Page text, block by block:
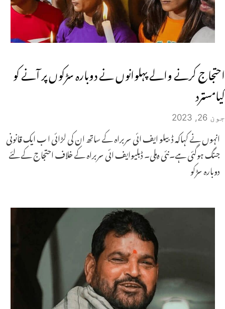
احتجاج کرنے والے پہلوانوں نے دوبارہ سڑکوں پر آنے کو
کیامسترد
جون 26, 2023
انہوں نے کہاکہ ڈبیلو ایف ائی سربراہ کے ساتھ ان کی لڑائی ا ب ایک قانونی
جنگ ہوگئی ہے۔نئی دہلی۔ ڈبلیوایف ائی سربراہ کے خلاف احتجاج کے لئے
دوبارہ سڑکو